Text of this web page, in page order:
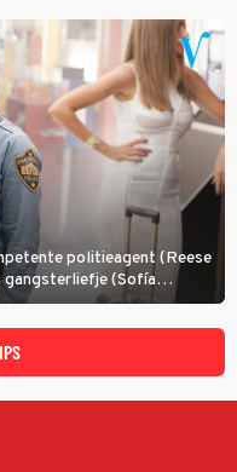
politieagent (Reese
gangsterliefje (Sofía
en moordlustige